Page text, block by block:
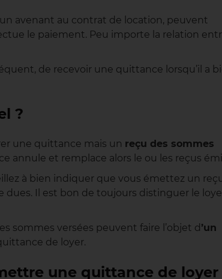
avenant au contrat de location, peuvent
le paiement. Peu importe la relation
de recevoir une quittance lorsqu’il a
?
une quittance mais un reçu des sommes
annule et remplace alors le ou les reçus
à bien indiquer que vous émettez un
dues. Il est bon de toujours distinguer le
sommes versées peuvent faire l’objet d ’un
de loyer.
une quittance de loyer